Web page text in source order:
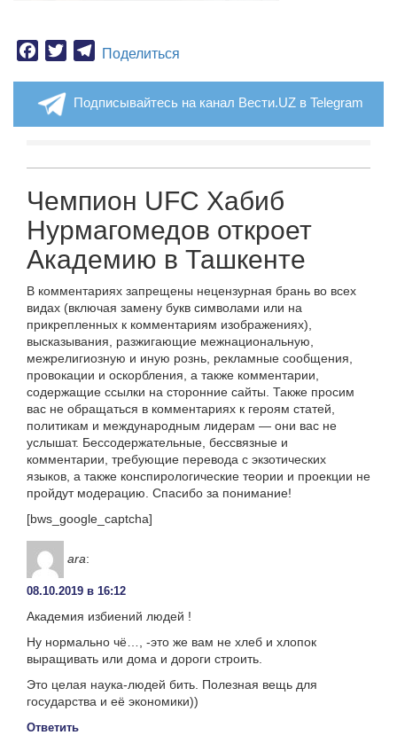
Facebook
TwitterTelegram
Поделиться
Подписывайтесь на канал Вести.UZ в Telegram
Чемпион UFC Хабиб
Нурмагомедов откроет
Академию в Ташкенте
В комментариях запрещены нецензурная брань во всех
видах (включая замену букв символами или на
прикрепленных к комментариям изображениях),
высказывания, разжигающие межнациональную,
межрелигиозную и иную рознь, рекламные сообщения,
провокации и оскорбления, а также комментарии,
содержащие ссылки на сторонние сайты. Также просим
вас не обращаться в комментариях к героям статей,
политикам и международным лидерам — они вас не
услышат. Бессодержательные, бессвязные и
комментарии, требующие перевода с экзотических
языков, а также конспирологические теории и проекции не
пройдут модерацию. Спасибо за понимание!
[bws_google_captcha]
ara:
08.10.2019 в 16:12
Академия избиений людей !
Ну нормально чё…, -это же вам не хлеб и хлопок
выращивать или дома и дороги строить.
Это целая наука-людей бить. Полезная вещь для
государства и её экономики))
Ответить